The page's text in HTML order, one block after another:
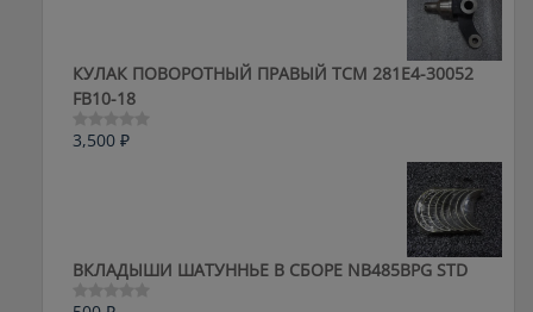
КУЛАК ПОВОРОТНЫЙ ПРАВЫЙ ТСМ 281E4-30052
FB10-18
Оценка
3,500 ₽
ВКЛАДЫШИ ШАТУННЬЕ В СБОРЕ NB485BPG STD